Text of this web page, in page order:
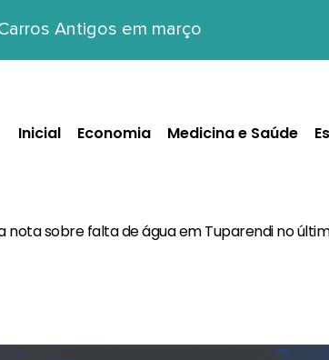
Antigos em março
Inicial Economia Medicina e Saúde
nota sobre falta de água em Tuparendi no